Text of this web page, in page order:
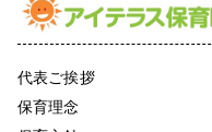
代表ご挨拶
保育理念